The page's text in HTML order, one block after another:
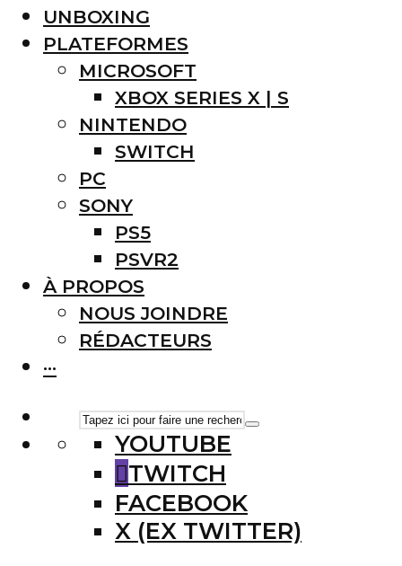
UNBOXING
PLATEFORMES
MICROSOFT
XBOX SERIES X | S
NINTENDO
SWITCH
PC
SONY
PS5
PSVR2
À PROPOS
NOUS JOINDRE
RÉDACTEURS
···
YOUTUBE
TWITCH
FACEBOOK
X (EX TWITTER)